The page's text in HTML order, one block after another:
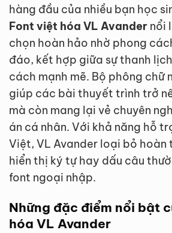
hàng đầu của nhiều bạn học
Font việt hóa VL Avander nổi
chọn hoàn hảo nhờ phong
đáo, kết hợp giữa sự thanh
cách mạnh mẽ. Bộ phông chữ
giúp các bài thuyết trình trở
mà còn mang lại vẻ chuyên
án cá nhân. Với khả năng hỗ
Việt, VL Avander loại bỏ hoàn
hiển thị ký tự hay dấu câu
font ngoại nhập.
Những đặc điểm nổi bật
hóa VL Avander